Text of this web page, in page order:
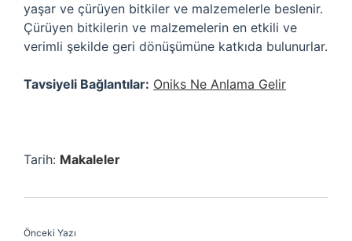
yaşar ve çürüyen bitkiler ve malzemelerle beslenir.
Çürüyen bitkilerin ve malzemelerin en etkili ve
verimli şekilde geri dönüşümüne katkıda bulunurlar.
Tavsiyeli Bağlantılar: Oniks Ne Anlama Gelir
Tarih: Makaleler
Önceki Yazı